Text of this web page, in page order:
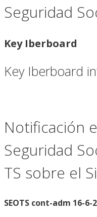
Seguridad
Key Iberboard
Key Iberboard
Notificación
Seguridad
TS sobre el
SEOTS cont-adm 16-6-